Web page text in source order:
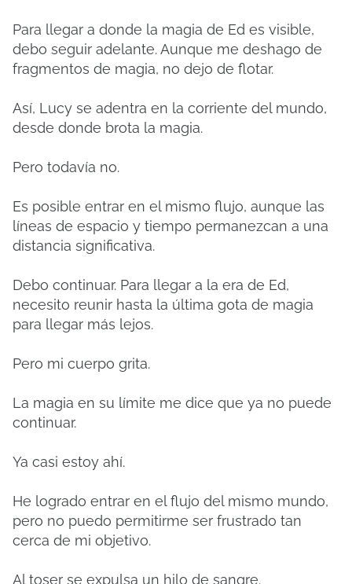
Para llegar a donde la magia de Ed es visible,
debo seguir adelante. Aunque me deshago de
fragmentos de magia, no dejo de flotar.
Así, Lucy se adentra en la corriente del mundo,
desde donde brota la magia.
Pero todavía no.
Es posible entrar en el mismo flujo, aunque las
líneas de espacio y tiempo permanezcan a una
distancia significativa.
Debo continuar. Para llegar a la era de Ed,
necesito reunir hasta la última gota de magia
para llegar más lejos.
Pero mi cuerpo grita.
La magia en su límite me dice que ya no puede
continuar.
Ya casi estoy ahí.
He logrado entrar en el flujo del mismo mundo,
pero no puedo permitirme ser frustrado tan
cerca de mi objetivo.
Al toser se expulsa un hilo de sangre.